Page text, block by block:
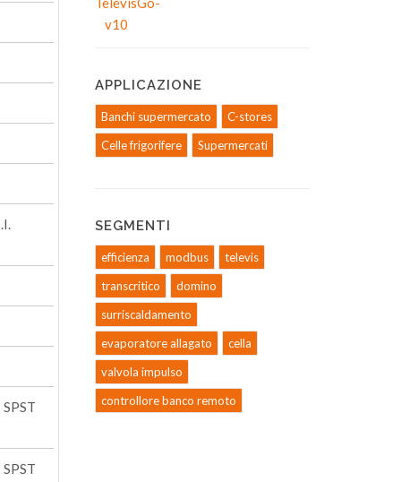
APPLICAZIONE
Banchi supermercato
C-stores
Celle frigorifere
Supermercati
SEGMENTI
efficienza modbus
televis
transcritico
domino
surriscaldamento
evaporatore allagato
cella
valvola impulso
controllore banco remoto